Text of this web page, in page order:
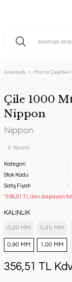
Anasayfa Misina Çeşitleri
Çile 1000
Nippon
Nippon
0 Yorum
Kategori
Stok Kodu
Satış Fiyatı
*356,51 TL den başlayan
KALINLIK
0,20 MM 0,45 MM
0,90 MM 1,00 MM
356,51 TL